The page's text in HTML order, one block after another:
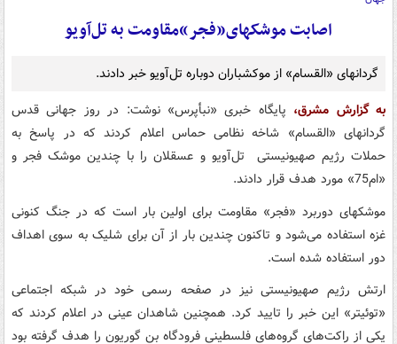
اصابت موشکهای«فجر»مقاومت به تل‌آویو
گردانهای «القسام» از موکشباران دوباره تل‌آویو خبر دادند.
به گزارش مشرق، پایگاه خبری «نبأپرس» نوشت: در روز جهانی قدس
گردانهای «القسام» شاخه نظامی حماس اعلام کردند که در پاسخ به
حملات رژیم صهیونیستی تل‌آویو و عسقلان را با چندین موشک فجر و
«ام75» مورد هدف قرار دادند.
موشکهای دوربرد «فجر» مقاومت برای اولین بار است که در جنگ کنونی
غزه استفاده می‌شود و تاکنون چندین بار از آن برای شلیک به سوی اهداف
دور استفاده شده است.
ارتش رژیم صهیونیستی نیز در صفحه رسمی خود در شبکه اجتماعی
«توئیتر» این خبر را تایید کرد. همچنین شاهدان عینی در اعلام کردند که
یکی از راکت‌های گروه‌های فلسطینی فرودگاه بن گوریون را هدف گرفته بود